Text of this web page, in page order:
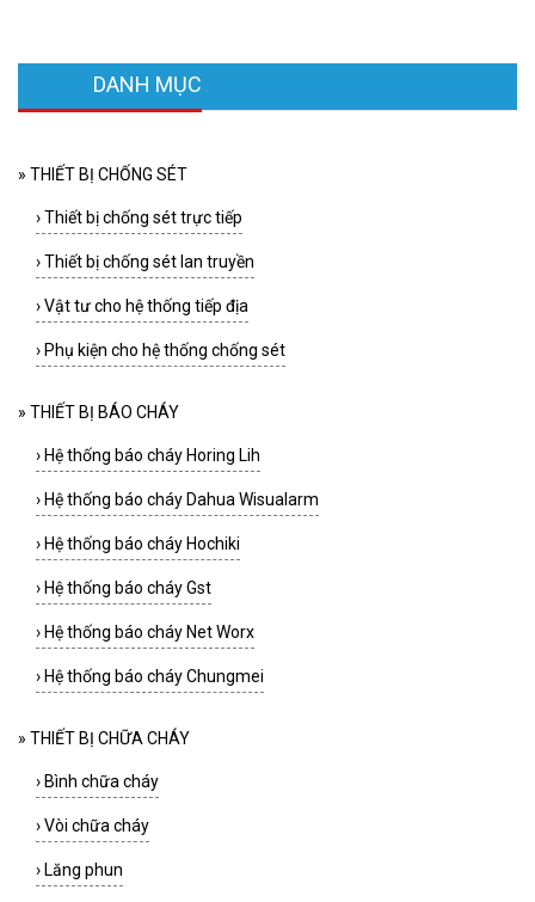
DANH MỤC
» THIẾT BỊ CHỐNG SÉT
›Thiết bị chống sét trực tiếp
›Thiết bị chống sét lan truyền
›Vật tư cho hệ thống tiếp địa
› Phụ kiện cho hệ thống chống sét
» THIẾT BỊ BÁO CHÁY
› Hệ thống báo cháy Horing Lih
› Hệ thống báo cháy Dahua Wisualarm
› Hệ thống báo cháy Hochiki
› Hệ thống báo cháy Gst
› Hệ thống báo cháy Net Worx
› Hệ thống báo cháy Chungmei
» THIẾT BỊ CHỮA CHÁY
› Bình chữa cháy
›Vòi chữa cháy
› Lăng phun